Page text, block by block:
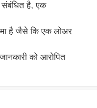
है, एक
है जैसे कि एक लोअर
को आरोपित